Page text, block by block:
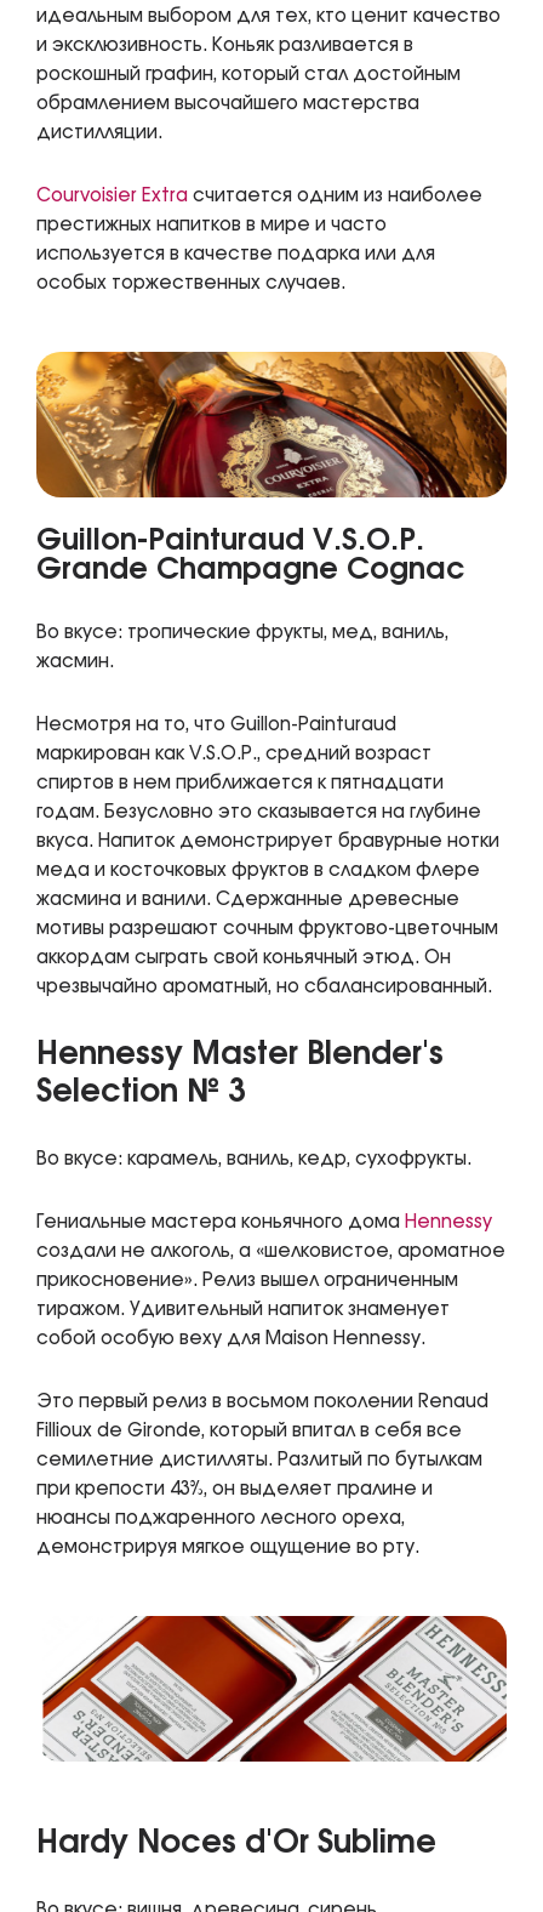
идеальным выбором для тех, кто ценит качество
и эксклюзивность. Коньяк разливается в
роскошный графин, который стал достойным
обрамлением высочайшего мастерства
дистилляции.
Courvoisier Extra считается одним из наиболее
престижных напитков в мире и часто
используется в качестве подарка или для
особых торжественных случаев.
Guillon-Painturaud V.S.O.P.
Grande Champagne Cognac
Во вкусе: тропические фрукты, мед, ваниль,
жасмин.
Несмотря на то, что Guillon-Painturaud
маркирован как V.S.O.P., средний возраст
спиртов в нем приближается к пятнадцати
годам. Безусловно это сказывается на глубине
вкуса. Напиток демонстрирует бравурные нотки
меда и косточковых фруктов в сладком флере
жасмина и ванили. Сдержанные древесные
мотивы разрешают сочным фруктово-цветочным
аккордам сыграть свой коньячный этюд. Он
чрезвычайно ароматный, но сбалансированный.
Hennessy Master Blender's
Selection № 3
Во вкусе: карамель, ваниль, кедр, сухофрукты.
Гениальные мастера коньячного дома Hennessy
создали не алкоголь, а «шелковистое, ароматное
прикосновение». Релиз вышел ограниченным
тиражом. Удивительный напиток знаменует
собой особую веху для Maison Hennessy.
Это первый релиз в восьмом поколении Renaud
Fillioux de Gironde, который впитал в себя все
семилетние дистилляты. Разлитый по бутылкам
при крепости 43%, он выделяет пралине и
нюансы поджаренного лесного ореха,
демонстрируя мягкое ощущение во рту.
Hardy Noces d'Or Sublime